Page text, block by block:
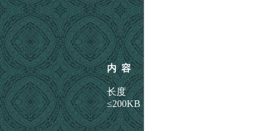
内 容
长度
≤200KB